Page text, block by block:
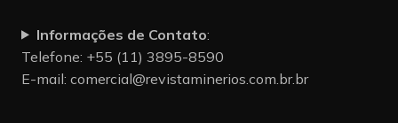
Informações de Contato:
Telefone: +55 (11) 3895-8590
E-mail: comercial@revistaminerios.com.br.br